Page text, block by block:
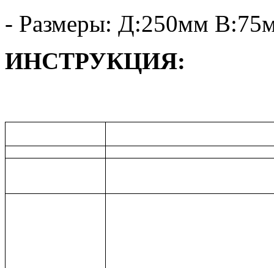
- Размеры: Д:250мм
ИНСТРУКЦИЯ: